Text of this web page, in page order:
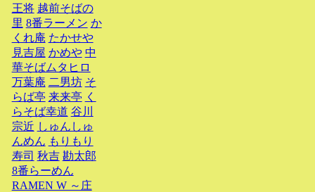
王将 越前そばの
里 8番ラーメン か
くれ庵 たかせや
見吉屋 かめや 中
華そばムタヒロ
万葉庵 二男坊 そ
らば亭 来来亭 く
らそば幸道 谷川
宗近 しゅんしゅ
んめん もりもり
寿司 秋吉 勘太郎
8番らーめん
RAMEN W ～庄